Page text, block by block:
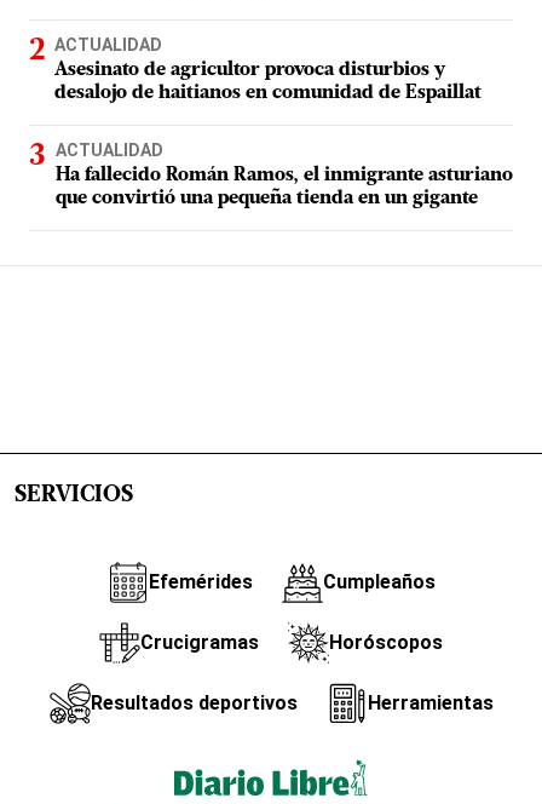
ACTUALIDAD
Asesinato de agricultor provoca disturbios y
desalojo de haitianos en comunidad de Espaillat
ACTUALIDAD
Ha fallecido Román Ramos, el inmigrante asturiano
que convirtió una pequeña tienda en un gigante
SERVICIOS
Efemérides Cumpleaños
Crucigramas Horóscopos
Resultados deportivos Herramientas